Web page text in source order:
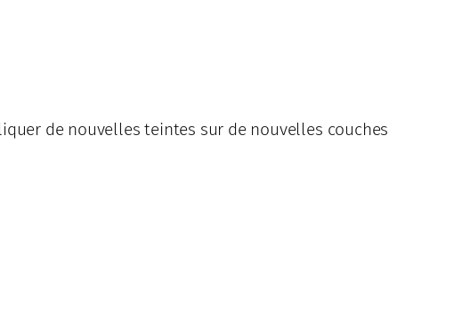
de nouvelles teintes sur de nouvelles couches